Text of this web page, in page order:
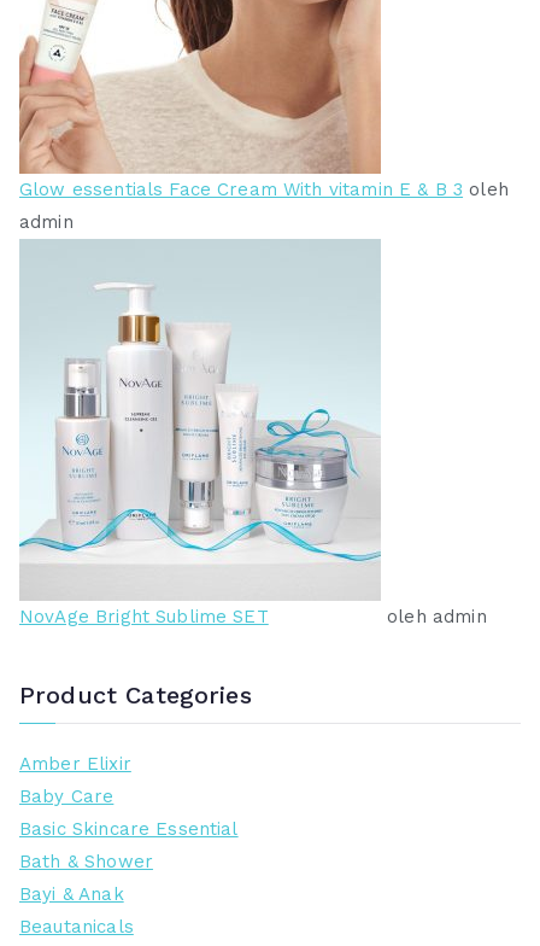
Glow essentials Face Cream With vitamin E & B 3 oleh
admin
NovAge Bright Sublime SET oleh admin
Product Categories
Amber Elixir
Baby Care
Basic Skincare Essential
Bath & Shower
Bayi & Anak
Beautanicals